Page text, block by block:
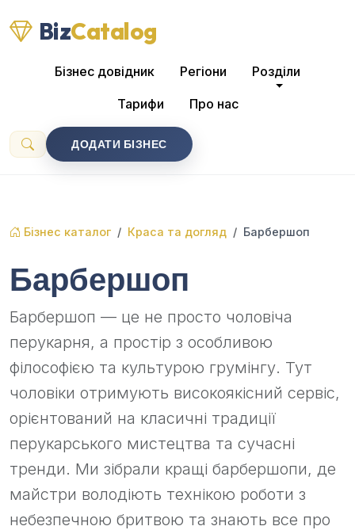
BizCatalog
Бізнес довідник Регіони Розділи
Тарифи Про нас
ДОДАТИ БІЗНЕС
Бізнес каталог Краса та догляд Барбершоп
Барбершоп
Барбершоп — це не просто чоловіча
перукарня, а простір з особливою
філософією та культурою грумінгу. Тут
чоловіки отримують високоякісний сервіс,
орієнтований на класичні традиції
перукарського мистецтва та сучасні
тренди. Ми зібрали кращі барбершопи, де
майстри володіють технікою роботи з
небезпечною бритвою та знають все про